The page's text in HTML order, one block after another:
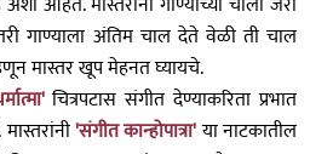
गाण्याला अंतिम चाल देते वेळी ती चाल
मास्तर खूप मेहनत घ्यायचे.
चित्रपटास संगीत देण्याकरिता प्रभात
'संगीत कान्होपात्रा'या नाटकातील